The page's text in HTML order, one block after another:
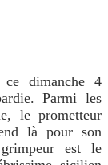
ce dimanche 4
Parmi les
le prometteur
là pour son
est le